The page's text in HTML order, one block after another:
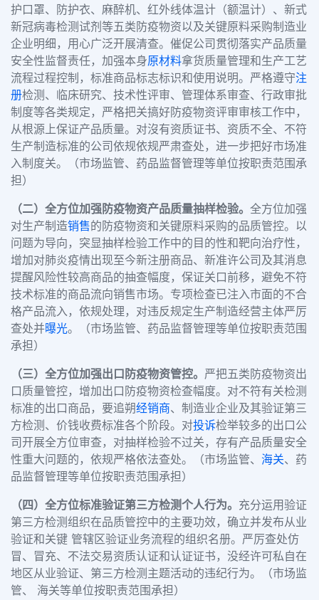
护口罩、防护衣、麻醉机、红外线体温计（额温计）、新式
新冠病毒检测试剂等五类防疫物资以及关键原料采购制造业
企业明细，用心广泛开展清查。催促公司贯彻落实产品质量
安全性监督责任，加强本身原材料拿货质量管理和生产工艺
流程过程控制，标准商品标志标识和使用说明。严格遵守注
册检测、临床研究、技术性评审、管理体系审查、行政审批
制度等各类规定，严格把关搞好防疫物资评审审核工作中，
从根源上保证产品质量。对沒有资质证书、资质不全、不符
生产制造标准的公司依规依规严肃查处，进一步把好市场准
入制度关。（市场监管、药品监督管理等单位按职责范围承
担）
（二）全方位加强防疫物资产品质量抽样检验。 全方位加强
对生产制造销售的防疫物资和关键原料采购的品质管控。以
问题为导向，突显抽样检验工作中的目的性和靶向治疗性，
增加对肺炎疫情出现至今新注册商品、新准许公司及其消息
提醒风险性较高商品的抽查幅度，保证关口前移，避免不符
技术标准的商品流向销售市场。专项检查已注入市面的不合
格产品流入，依规处理，对违反规定生产制造经营主体严厉
查处并曝光。（市场监管、药品监督管理等单位按职责范围
承担）
（三）全方位加强出口防疫物资管控。 严把五类防疫物资出
口质量管控，增加出口防疫物资检查幅度。对不符有关检测
标准的出口商品，要追朔经销商、制造业企业及其验证第三
方检测、价钱收费标准各个阶段。对投诉检举较多的出口公
司开展全方位审查，对抽样检验不过关，存有产品质量安全
性重大问题的，依规严格依法查处。（市场监管、 海关、药
品监督管理等单位按职责范围承担）
（四）全方位标准验证第三方检测个人行为。 充分运用验证
第三方检测组织在品质管控中的主要功效，确立并发布从业
验证和关键 管辖区验证业务流程的组织名册。严厉查处仿
冒、冒充、不法交易资质认证和认证证书，没经许可私自在
地区从业验证、第三方检测主题活动的违纪行为。（市场监
管、 海关等单位按职责范围承担）